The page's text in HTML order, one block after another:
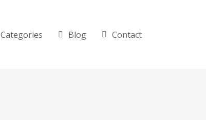
Categories Blog Contact